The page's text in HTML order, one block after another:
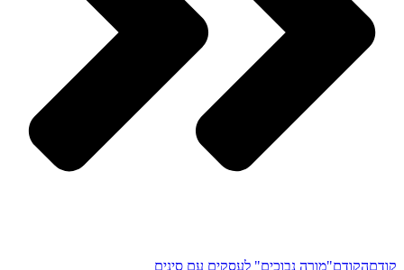
קודםהקודם"מורה נבוכים" לעסקים עם סינים